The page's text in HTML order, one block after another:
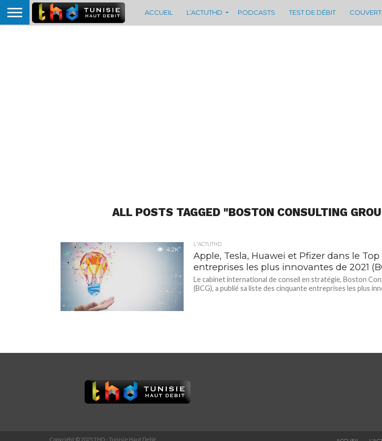
ACCUEIL L’ACTUTHD PODCASTS TEST DE DÉBIT
ALL POSTS TAGGED "BOSTON CONSULTING
4.2K
L'ACTUTHD
Apple, Tesla, Huawei et Pfizer dans le Top
entreprises les plus innovantes de 2021
Le cabinet international de conseil en stratégie, Boston
(BCG), a publié sa liste des cinquante entreprises les plus
Copyright © 2025 THD - Tunisie Haut Debit.